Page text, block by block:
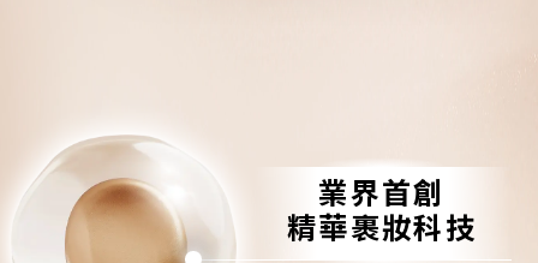
業界首創
精華裹妝科技